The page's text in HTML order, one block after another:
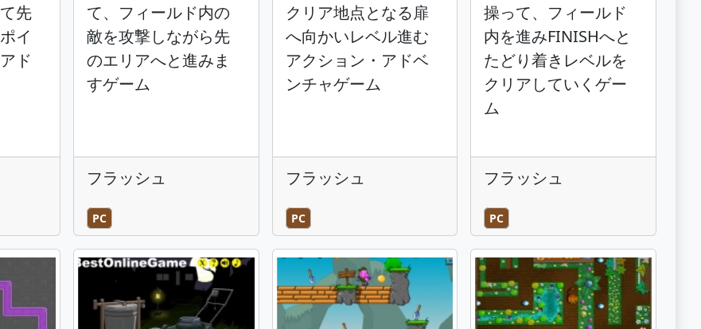
先
イ
ド
て、フィールド内の
敵を攻撃しながら先
のエリアへと進みま
すゲーム
フラッシュ
PC
クリア地点となる扉
へ向かいレベル進む
アクション・アドベ
ンチャゲーム
フラッシュ
PC
操って、フィールド
内を進みFINISHへと
たどり着きレベルを
クリアしていくゲー
ム
フラッシュ
PC